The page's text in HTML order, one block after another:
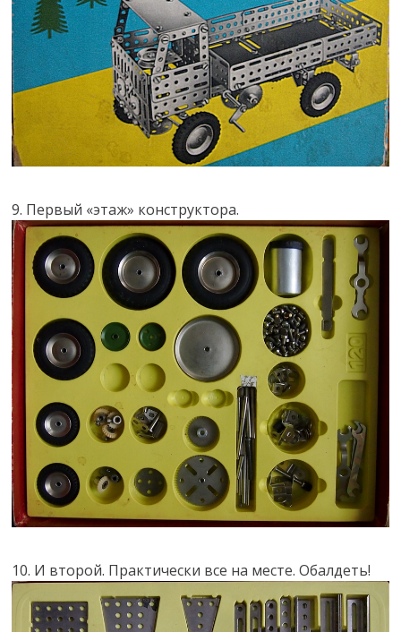
9. Первый «этаж» конструктора.
10. И второй. Практически все на месте. Обалдеть!